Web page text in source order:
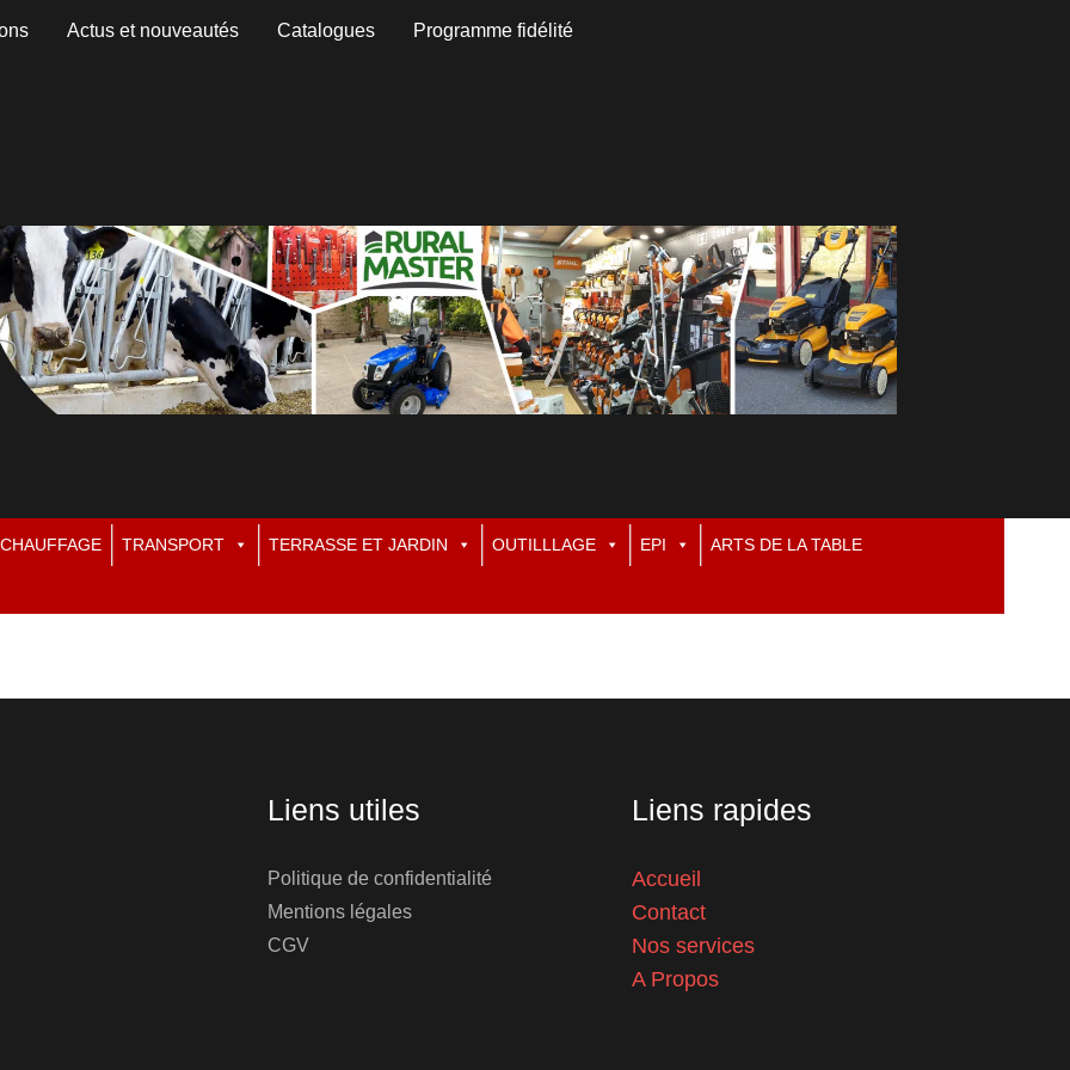
Actus et nouveautés Catalogues Programme fidélité
CHAUFFAGE TRANSPORT TERRASSE ET JARDIN OUTILLLAGE EPI ARTS DE LA TABLE
Liens utiles
Politique de confidentialité
Mentions légales
CGV
Liens rapides
Accueil
Contact
Nos services
A Propos